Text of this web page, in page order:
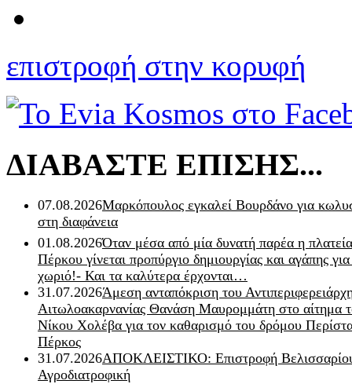
επιστροφή στην κορυφή
ΔΙΑΒΑΣΤΕ ΕΠΙΣΗΣ...
07.08.2026Μαρκόπουλος εγκαλεί Βουρδάνο για
στη διαφάνεια
01.08.2026Όταν μέσα από μία δυνατή παρέα η
Πέρκου γίνεται προπύργιο δημιουργίας και αγάπης
χωριό!- Και τα καλύτερα έρχονται…
31.07.2026Άμεση ανταπόκριση του
Αιτωλοακαρνανίας Θανάση Μαυρομμάτη στο αίτημα
Νίκου Χολέβα για τον καθαρισμό του δρόμου
Πέρκος
31.07.2026ΑΠΟΚΛΕΙΣΤΙΚΟ: Επιστροφή
Αγροδιατροφική